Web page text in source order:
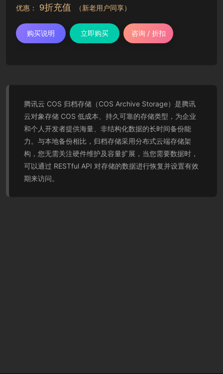
优惠： 9折充值 （新老用户同享）
购买说明 立即购买 咨询 / 折扣
腾讯云 COS 归档存储（COS Archive Storage）是腾讯
云对象存储 COS 低成本、持久可靠的存储类型，为企业
和个人开发者提供海量、非结构化数据的长时间备份能
力。与本地备份相比，归档存储采用分布式云端存储架
构，您无需关注硬件维护及容量扩展，当您需要数据时，
可以通过 RESTful API 对存储的数据进行恢复并设置有效
期来访问。